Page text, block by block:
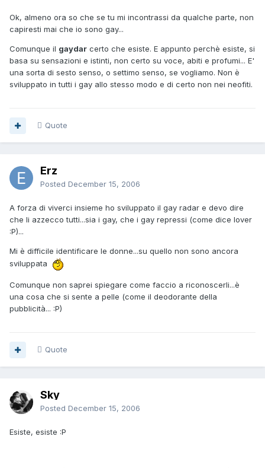
Ok, almeno ora so che se tu mi incontrassi da qualche parte, non
capiresti mai che io sono gay...
Comunque il gaydar certo che esiste. E appunto perchè esiste, si
basa su sensazioni e istinti, non certo su voce, abiti e profumi... E'
una sorta di sesto senso, o settimo senso, se vogliamo. Non è
sviluppato in tutti i gay allo stesso modo e di certo non nei neofiti.
Quote
Erz
Posted December 15, 2006
A forza di viverci insieme ho sviluppato il gay radar e devo dire
che li azzecco tutti...sia i gay, che i gay repressi (come dice lover
:P)...
Mi è difficile identificare le donne...su quello non sono ancora
sviluppata
Comunque non saprei spiegare come faccio a riconoscerli...è
una cosa che si sente a pelle (come il deodorante della
pubblicità... :P)
Quote
Sky
Posted December 15, 2006
Esiste, esiste :P